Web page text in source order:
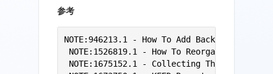
参考
NOTE:946213.1 - How To Add Back An
NOTE:1526819.1 - How To Reorganize A
NOTE:1675152.1 - Collecting The